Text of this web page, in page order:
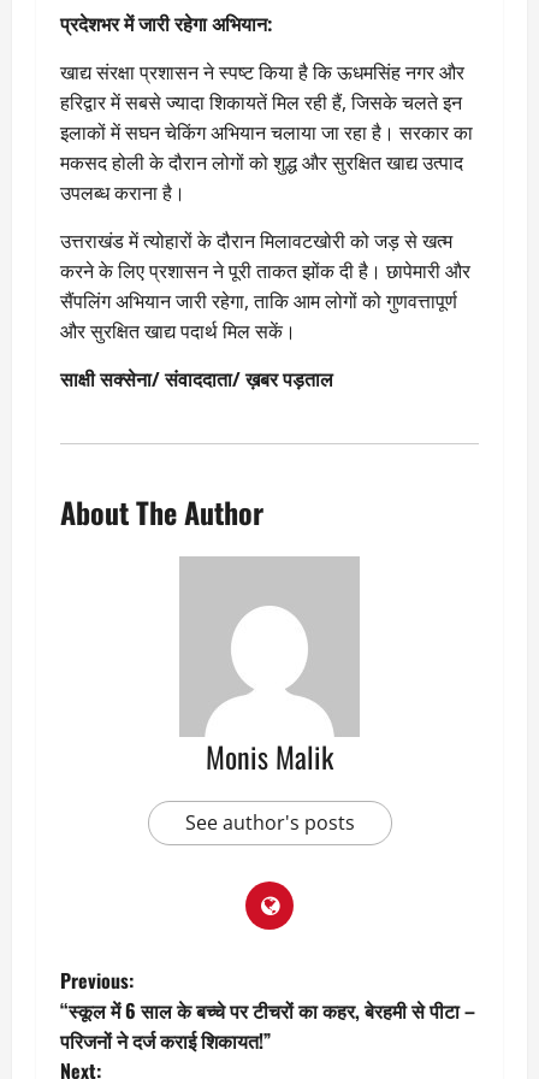
प्रदेशभर में जारी रहेगा अभियान:
खाद्य संरक्षा प्रशासन ने स्पष्ट किया है कि ऊधमसिंह नगर और
हरिद्वार में सबसे ज्यादा शिकायतें मिल रही हैं, जिसके चलते इन
इलाकों में सघन चेकिंग अभियान चलाया जा रहा है। सरकार का
मकसद होली के दौरान लोगों को शुद्ध और सुरक्षित खाद्य उत्पाद
उपलब्ध कराना है।
उत्तराखंड में त्योहारों के दौरान मिलावटखोरी को जड़ से खत्म
करने के लिए प्रशासन ने पूरी ताकत झोंक दी है। छापेमारी और
सैंपलिंग अभियान जारी रहेगा, ताकि आम लोगों को गुणवत्तापूर्ण
और सुरक्षित खाद्य पदार्थ मिल सकें।
साक्षी सक्सेना/ संवाददाता/ ख़बर पड़ताल
About The Author
Monis Malik
See author's posts
P
o
Previous:
“स्कूल में 6 साल के बच्चे पर टीचरों का कहर, बेरहमी से पीटा –
परिजनों ने दर्ज कराई शिकायत!”
Next: